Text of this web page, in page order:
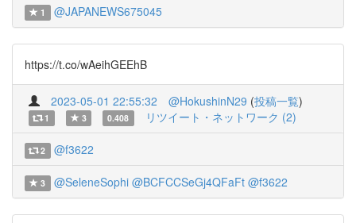
1 @JAPANEWS675045
https://t.co/wAeihGEEhB
2023-05-01 22:55:32 @HokushinN29 (投稿一覧)
1 3 0.408 リツイート・ネットワーク (2)
2 @f3622
3 @SeleneSophi @BCFCCSeGj4QFaFt @f3622